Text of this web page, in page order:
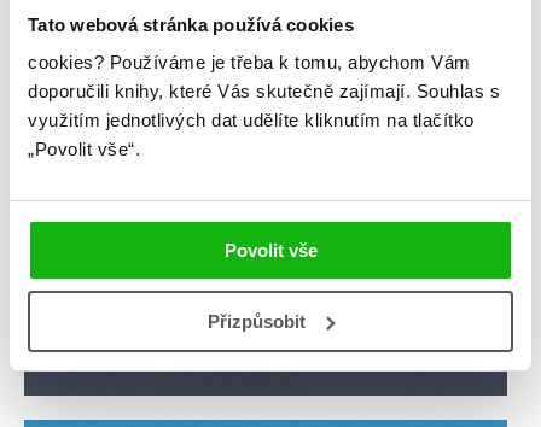
Tato webová stránka používá cookies
cookies? Používáme je třeba k tomu, abychom Vám
doporučili knihy, které Vás skutečně zajímají. Souhlas s
využitím jednotlivých dat udělíte kliknutím na tlačítko
„Povolit vše“.
Povolit vše
Přizpůsobit